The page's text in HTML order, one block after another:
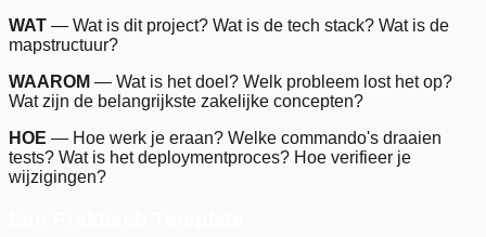
WAT — Wat is dit project? Wat is de tech stack? Wat is de
mapstructuur?
WAAROM — Wat is het doel? Welk probleem lost het op?
Wat zijn de belangrijkste zakelijke concepten?
HOE — Hoe werk je eraan? Welke commando's draaien
tests? Wat is het deploymentproces? Hoe verifieer je
wijzigingen?